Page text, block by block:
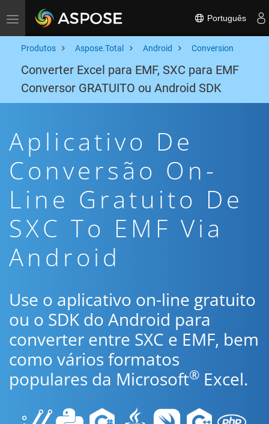
Toggle navigation Português
Produtos Aspose.Total Android Conversion
Converter Excel para EMF, SXC para EMF
Conversor GRATUITO ou Android SDK
Aplicativo De
Conversão On-
Line Gratuito De
SXC To EMF Via
Android
Use o aplicativo on-line gratuito
ou o SDK do Android para
converter entre SXC e EMF, bem
como vários formatos
populares da Microsoft® Excel.